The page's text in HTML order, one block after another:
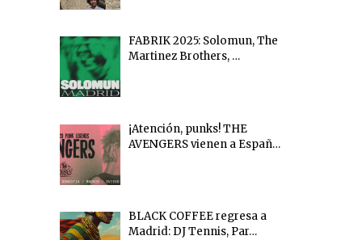
FABRIK 2025: Solomun, The
Martinez Brothers, …
¡Atención, punks! THE
AVENGERS vienen a Españ…
BLACK COFFEE regresa a
Madrid: DJ Tennis, Par…